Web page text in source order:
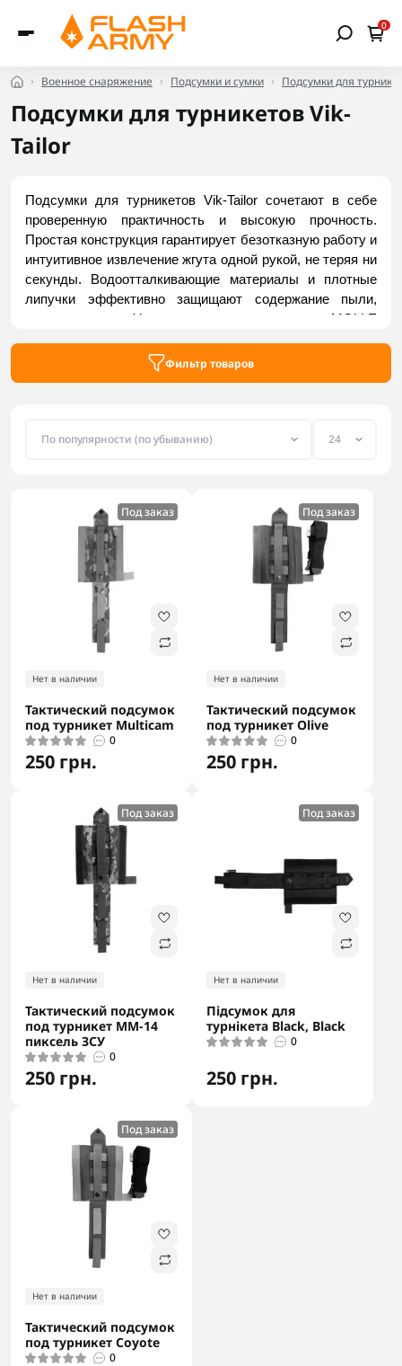
0
Военное снаряжение Подсумки и сумки Подсумки для
Подсумки для турникетов Vik-
Tailor
Подсумки для турникетов Vik-Tailor сочетают в себе
проверенную практичность и высокую прочность.
Простая конструкция гарантирует безотказную работу и
интуитивное извлечение жгута одной рукой, не теряя ни
секунды. Водоотталкивающие материалы и плотные
липучки эффективно защищают содержание пыли,
грязи и влаги. Усиленные стропы системы MOLLE
экипировке без люфта. Купить надежные модели можно
Фильтр товаров
Под заказ
Нет в наличии
Тактический подсумок
под турникет Multicam
0
250 грн.
Под заказ
Нет в наличии
Тактический подсумок
под турникет Olive
0
250 грн.
Под заказ
Нет в наличии
Тактический подсумок
под турникет ММ-14
пиксель ЗСУ
0
250 грн.
Под заказ
Нет в наличии
Підсумок для
турнікета Black, Black
0
250 грн.
Под заказ
Нет в наличии
Тактический подсумок
под турникет Coyote
0